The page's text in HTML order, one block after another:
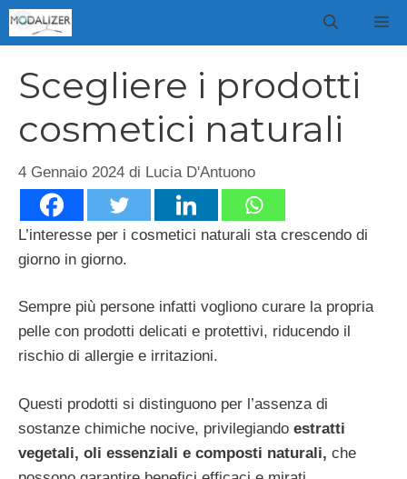
Vai
al
Scegliere i prodotti
cosmetici naturali
4 Gennaio 2024 di Lucia D'Antuono
L’interesse per i cosmetici naturali sta crescendo di
giorno in giorno.
Sempre più persone infatti vogliono curare la propria
pelle con prodotti delicati e protettivi, riducendo il
rischio di allergie e irritazioni.
Questi prodotti si distinguono per l’assenza di
sostanze chimiche nocive, privilegiando estratti
vegetali, oli essenziali e composti naturali, che